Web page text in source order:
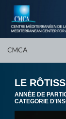
CMCA
LE
ANNÈE DE
CATEGORIE